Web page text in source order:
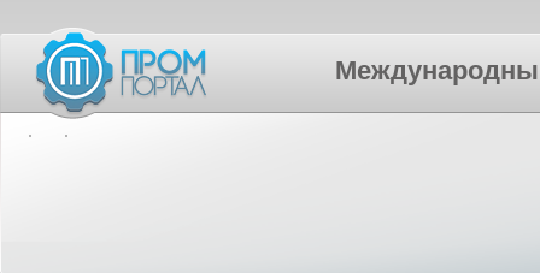
Международный